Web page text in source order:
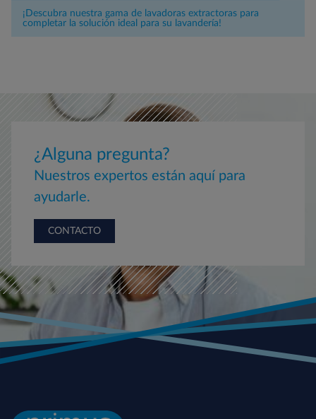
¡Descubra nuestra gama de lavadoras extractoras para
completar la solución ideal para su lavandería!
¿Alguna pregunta?
Nuestros expertos están aquí para
ayudarle.
CONTACTO